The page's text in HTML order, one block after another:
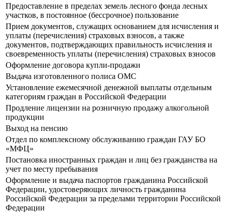
Предоставление в пределах земель лесного фонда лесных
участков, в постоянное (бессрочное) пользование
Прием документов, служащих основанием для исчисления и
уплаты (перечисления) страховых взносов, а также
документов, подтверждающих правильность исчисления и
своевременность уплаты (перечисления) страховых взносов
Оформление договора купли-продажи
Выдача изготовленного полиса ОМС
Установление ежемесячной денежной выплаты отдельным
категориям граждан в Российской Федерации
Продление лицензии на розничную продажу алкогольной
продукции
Выход на пенсию
Отдел по комплексному обслуживанию граждан ГАУ БО
«МФЦ»
Постановка иностранных граждан и лиц без гражданства на
учет по месту пребывания
Оформление и выдача паспортов гражданина Российской
Федерации, удостоверяющих личность гражданина
Российской Федерации за пределами территории Российской
Федерации